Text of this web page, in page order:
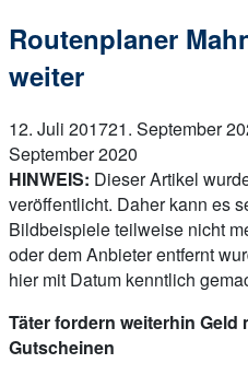
Routenplaner
weiter
12. Juli 201721. September
September 2020
HINWEIS: Dieser Artikel
veröffentlicht. Daher kann es
Bildbeispiele teilweise nicht
oder dem Anbieter entfernt
hier mit Datum kenntlich
Täter fordern weiterhin Geld
Gutscheinen